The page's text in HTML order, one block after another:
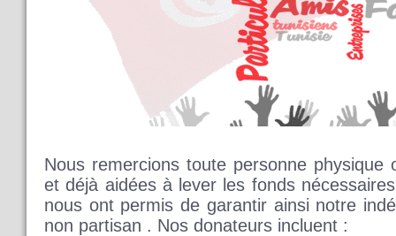
Nous remercions toute personne physique
et déjà aidées à lever les fonds
nous ont permis de garantir ainsi notre
non partisan . Nos donateurs incluent :